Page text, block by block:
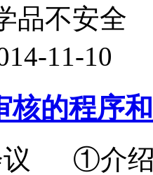
不安全
11-10
核的程序
①介绍